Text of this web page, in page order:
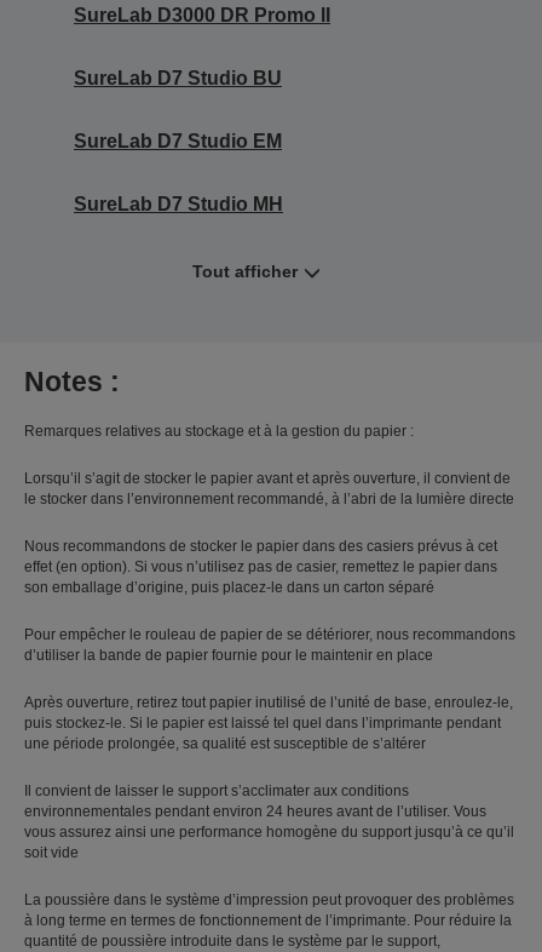
SureLab D3000 DR Promo II
SureLab D7 Studio BU
SureLab D7 Studio EM
SureLab D7 Studio MH
Tout afficher
Notes :
Remarques relatives au stockage et à la gestion du papier :
Lorsqu’il s’agit de stocker le papier avant et après ouverture, il convient de
le stocker dans l’environnement recommandé, à l’abri de la lumière directe
Nous recommandons de stocker le papier dans des casiers prévus à cet
effet (en option). Si vous n’utilisez pas de casier, remettez le papier dans
son emballage d’origine, puis placez-le dans un carton séparé
Pour empêcher le rouleau de papier de se détériorer, nous recommandons
d’utiliser la bande de papier fournie pour le maintenir en place
Après ouverture, retirez tout papier inutilisé de l’unité de base, enroulez-le,
puis stockez-le. Si le papier est laissé tel quel dans l’imprimante pendant
une période prolongée, sa qualité est susceptible de s’altérer
Il convient de laisser le support s’acclimater aux conditions
environnementales pendant environ 24 heures avant de l’utiliser. Vous
vous assurez ainsi une performance homogène du support jusqu’à ce qu’il
soit vide
La poussière dans le système d’impression peut provoquer des problèmes
à long terme en termes de fonctionnement de l’imprimante. Pour réduire la
quantité de poussière introduite dans le système par le support,